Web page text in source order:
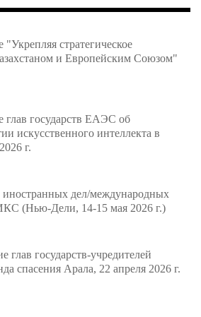
"Укрепляя стратегическое
и Европейским Союзом"
глав государств ЕАЭС об
искусственного интеллекта в
г.
иностранных дел/международных
(Нью-Дели, 14-15 мая 2026 г.)
глав государств-учредителей
спасения Арала, 22 апреля 2026 г.